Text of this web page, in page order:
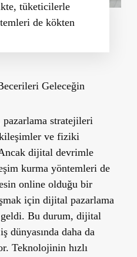
tüketicilerle
de kökten
Geleceğin
pazarlama stratejileri
ve fiziki
Ancak dijital devrimle
kurma yöntemleri de
online olduğu bir
için dijital pazarlama
geldi. Bu durum, dijital
dünyasında daha da
Teknolojinin hızlı